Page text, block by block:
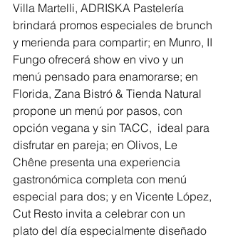
Villa Martelli, ADRISKA Pastelería
brindará promos especiales de brunch
y merienda para compartir; en Munro, II
Fungo ofrecerá show en vivo y un
menú pensado para enamorarse; en
Florida, Zana Bistró & Tienda Natural
propone un menú por pasos, con
opción vegana y sin TACC,  ideal para
disfrutar en pareja; en Olivos, Le
Chêne presenta una experiencia
gastronómica completa con menú
especial para dos; y en Vicente López,
Cut Resto invita a celebrar con un
plato del día especialmente diseñado